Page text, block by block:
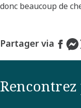
donc beaucoup de
Partager via